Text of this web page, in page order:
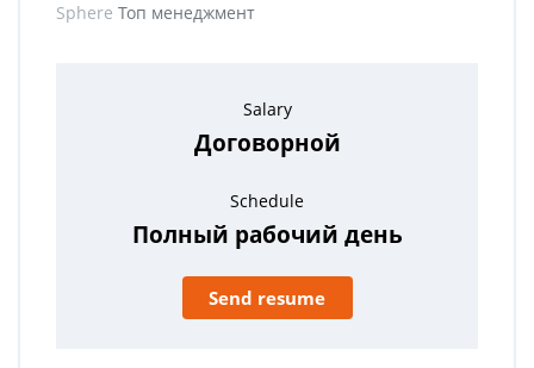
Sphere Топ менеджмент
Salary
Договорной
Schedule
Полный рабочий день
Send resume